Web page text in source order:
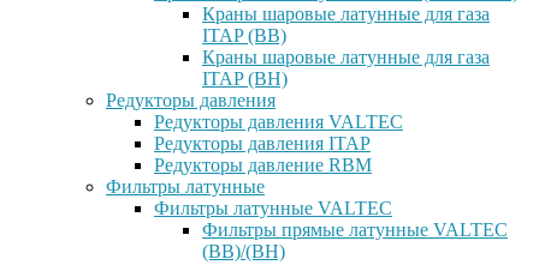
Краны шаровые латунные для газа
ITAP (ВВ)
Краны шаровые латунные для газа
ITAP (ВН)
Редукторы давления
Редукторы давления VALTEC
Редукторы давления ITAP
Редукторы давление RBM
Фильтры латунные
Фильтры латунные VALTEC
Фильтры прямые латунные VALTEC
(ВВ)/(ВН)